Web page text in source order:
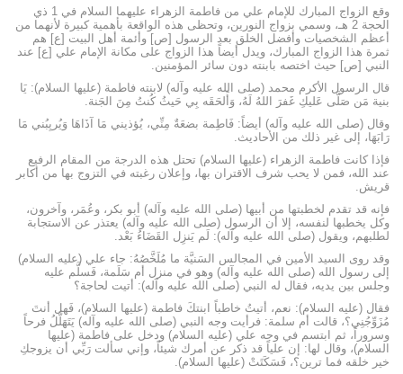
وقع الزواج المبارك للإمام علي من فاطمة الزهراء عليهما السلام في 1 ذي
الحجة 2 هـ، وسمي بزواج النورين، وتحظى هذه الواقعة بأهمية كبيرة لأنهما من
أعظم الشخصيات وأفضل الخلق بعد الرسول [ص] وأئمة أهل البيت [ع] هم
ثمرة هذا الزواج المبارك، ويدل أيضاً هذا الزواج على مكانة الإمام علي [ع] عند
النبي [ص] حيث اختصه بابنته دون سائر المؤمنين.
قال الرسول الأكرم محمد (صلى الله عليه وآله) لابنته فاطمة (عليها السلام): يَا
بنية مَن صَلَّى عَليكِ غَفرَ اللهُ لَهُ، وَأَلحَقَه بِي حَيثُ كُنتُ مِنَ الجَنة.
وقال (صلى الله عليه وآله) أيضاً: فَاطِمة بضعَةٌ مِنِّي، يُؤذيني مَا آذَاهَا وَيُريِبُني مَا
رَابَهَا، إلى غير ذلك من الأحاديث.
فإذا كانت فاطمة الزهراء (عليها السلام) تحتل هذه الدرجة من المقام الرفيع
عند الله، فمن لا يحب شرف الاقتران بها، وإعلان رغبته في التزوج بها من أكابر
قريش.
فإنه قد تقدم لخطبتها من أبيها (صلى الله عليه وآله) أبو بكر، وعُمَر، وآخرون،
وكل يخطبها لنفسه، إلا أن الرسول (صلى الله عليه وآله) يعتذر عن الاستجابة
لطلبهم، ويقول (صلى الله عليه وآله): لَم يَنزِل القَضَاءُ بَعْد.
وقد روى السيد الأمين في المجالس السَنيَّة ما مُلَخَّصُهُ: جاء علي (عليه السلام)
إلى رسول الله (صلى الله عليه وآله) وهو في منزل أم سَلَمة، فَسلَّم عليه
وجلس بين يديه، فقال له النبي (صلى الله عليه وآله): أتيت لحاجة؟
فقال (عليه السلام): نعم، أتيتُ خاطباً ابنتكَ فاطمة (عليها السلام)، فَهل أنتَ
مُزَوِّجُنِي؟، قالت أم سلمة: فرأيت وجه النبي (صلى الله عليه وآله) يَتَهَلَّلُ فرحاً
وسروراً، ثم ابتسم في وجه علي (عليه السلام) ودخل على فاطمة (عليها
السلام)، وقال لها: إن علياً قد ذكر عن أمرك شيئاً، وإني سألت رَبِّي أن يزوجكِ
خير خلقه فما ترين؟، فَسَكَتَتْ (عليها السلام).